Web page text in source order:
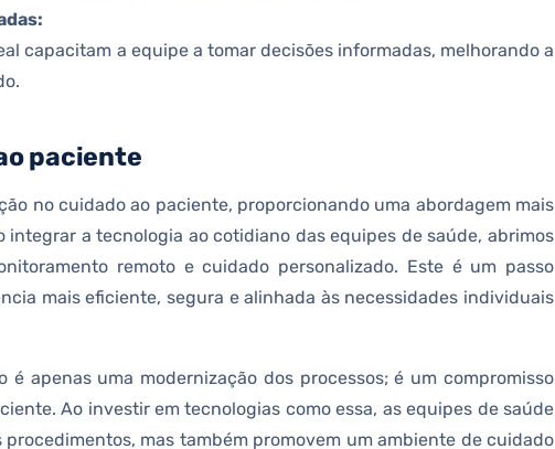
capacitam a equipe a tomar decisões informadas, melhorando a
paciente
no cuidado ao paciente, proporcionando uma abordagem mais
a tecnologia ao cotidiano das equipes de saúde, abrimos
remoto e cuidado personalizado. Este é um passo
mais eficiente, segura e alinhada às necessidades individuais
apenas uma modernização dos processos; é um compromisso
Ao investir em tecnologias como essa, as equipes de saúde
procedimentos, mas também promovem um ambiente de cuidado